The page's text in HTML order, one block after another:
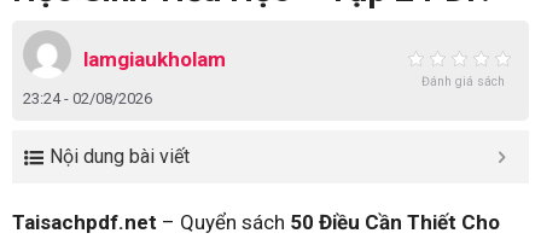
lamgiaukholam
23:24 - 02/08/2026
Đánh giá sách
Nội dung bài viết
Taisachpdf.net – Quyển sách 50 Điều Cần Thiết Cho